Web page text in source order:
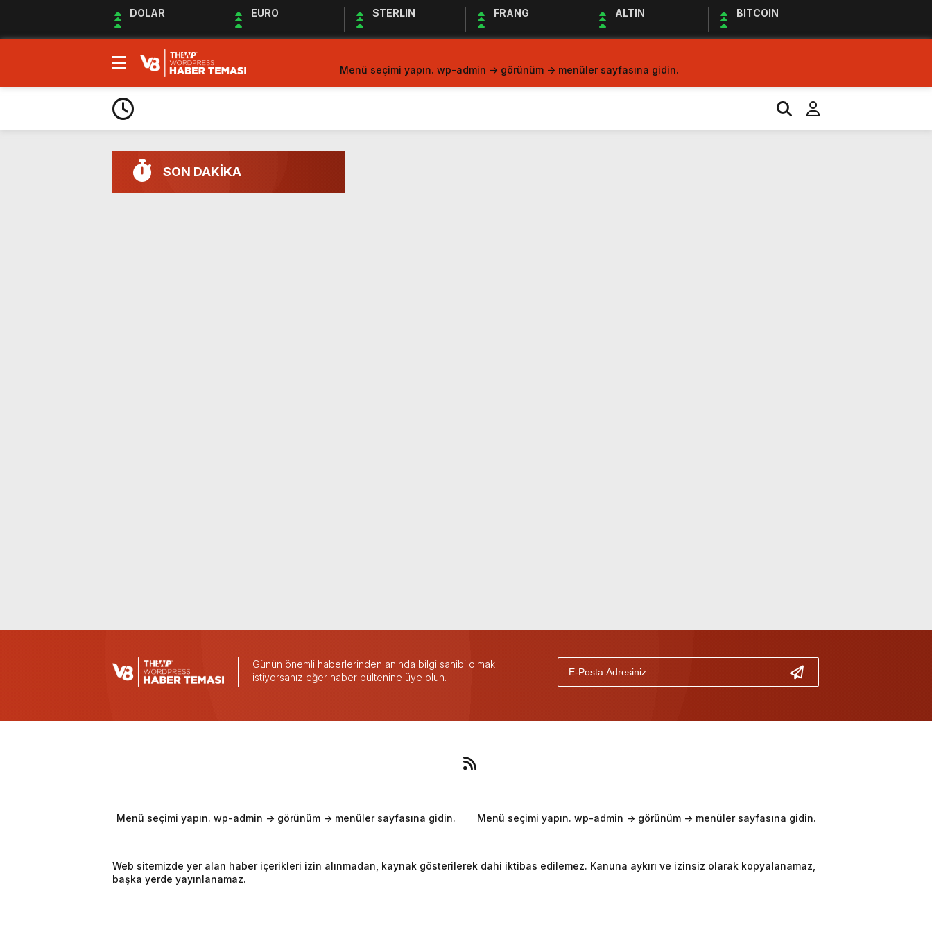
DOLAR EURO STERLIN FRANG ALTIN BITCOIN
Menü seçimi yapın. wp-admin -> görünüm -> menüler sayfasına gidin.
SON DAKİKA
Günün önemli haberlerinden anında bilgi sahibi olmak
istiyorsanız eğer haber bültenine üye olun.
Menü seçimi yapın. wp-admin -> görünüm -> menüler sayfasına gidin. Menü seçimi yapın. wp-admin -> görünüm -> menüler sayfasına gidin.
Web sitemizde yer alan haber içerikleri izin alınmadan, kaynak gösterilerek dahi iktibas edilemez. Kanuna aykırı ve izinsiz olarak kopyalanamaz,
başka yerde yayınlanamaz.